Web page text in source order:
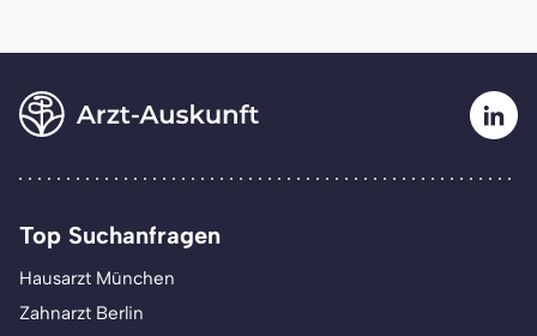
Top Suchanfragen
Hausarzt München
Zahnarzt Berlin